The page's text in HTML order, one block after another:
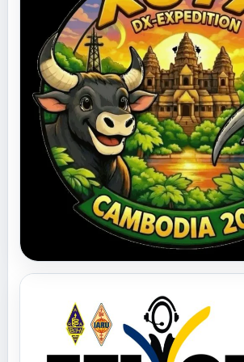
UNCATEGORIZED
XU7X DX ekspedicija u
Kambodži 2027. godine